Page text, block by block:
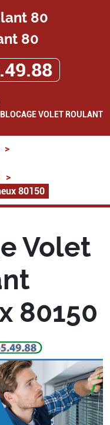
80
VOLET ROULANT
>
>
80150
Volet
80150